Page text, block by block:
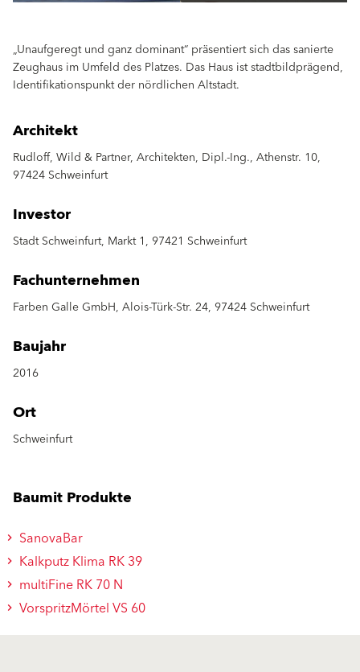
„Unaufgeregt und ganz dominant“ präsentiert sich das sanierte
Zeughaus im Umfeld des Platzes. Das Haus ist stadtbildprägend,
Identifikationspunkt der nördlichen Altstadt.
Architekt
Rudloff, Wild & Partner, Architekten, Dipl.-Ing., Athenstr. 10,
97424 Schweinfurt
Investor
Stadt Schweinfurt, Markt 1, 97421 Schweinfurt
Fachunternehmen
Farben Galle GmbH, Alois-Türk-Str. 24, 97424 Schweinfurt
Baujahr
2016
Ort
Schweinfurt
Baumit Produkte
SanovaBar
Kalkputz Klima RK 39
multiFine RK 70 N
VorspritzMörtel VS 60